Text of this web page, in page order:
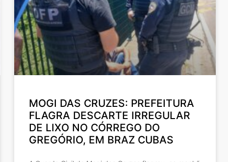
MOGI DAS CRUZES: PREFEITURA
FLAGRA DESCARTE IRREGULAR
DE LIXO NO CÓRREGO DO
GREGÓRIO, EM BRAZ CUBAS